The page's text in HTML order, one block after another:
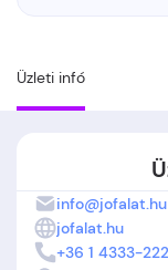
Üzleti infó
info@jofalat.hu
jofalat.hu
+36 1 4333-222